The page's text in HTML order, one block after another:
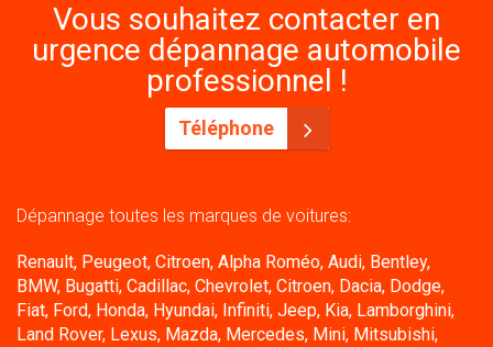
Vous souhaitez contacter en
urgence dépannage automobile
professionnel !
Téléphone
Dépannage toutes les marques de voitures:
Renault, Peugeot, Citroen, Alpha Roméo, Audi, Bentley,
BMW, Bugatti, Cadillac, Chevrolet, Citroen, Dacia, Dodge,
Fiat, Ford, Honda, Hyundai, Infiniti, Jeep, Kia, Lamborghini,
Land Rover, Lexus, Mazda, Mercedes, Mini, Mitsubishi,